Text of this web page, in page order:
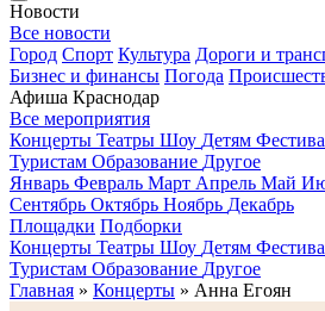
Новости
Все новости
Город Спорт Культура Дороги и
Бизнес и финансы Погода
Афиша Краснодар
Все мероприятия
Концерты Театры Шоу Детям
Туристам Образование Другое
Январь Февраль Март Апрель Май
Сентябрь Октябрь Ноябрь Декабрь
Площадки Подборки
Концерты Театры Шоу Детям
Туристам Образование Другое
Главная » Концерты » Анна Егоян